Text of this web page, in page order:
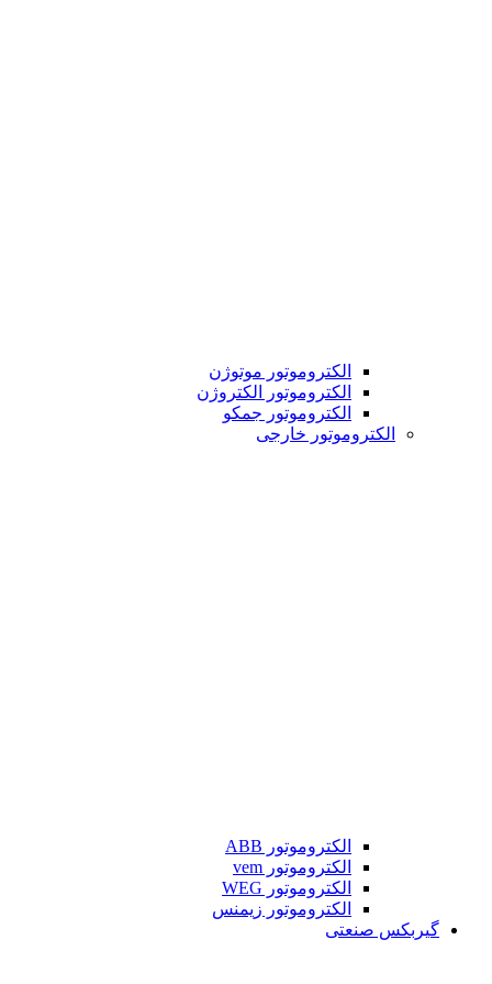
الکتروموتور موتوژن
الکتروموتور الکتروژن
الکتروموتور جمکو
الکتروموتور خارجی
الکتروموتور ABB
الکتروموتور vem
الکتروموتور WEG
الکتروموتور زیمنس
گیربکس صنعتی